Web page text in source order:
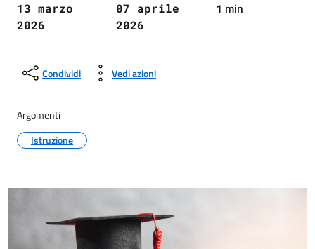
13 marzo
2026
07 aprile
2026
1 min
Condividi Vedi azioni
Argomenti
Istruzione